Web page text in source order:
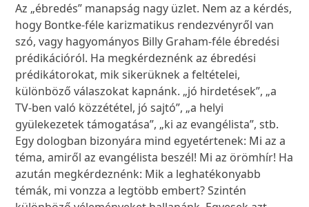
Az „ébredés” manapság nagy üzlet. Nem az a kérdés,
hogy Bontke-féle karizmatikus rendezvényről van
szó, vagy hagyományos Billy Graham-féle ébredési
prédikációról. Ha megkérdeznénk az ébredési
prédikátorokat, mik sikerüknek a feltételei,
különböző válaszokat kapnánk. „jó hirdetések”, „a
TV-ben való közzététel, jó sajtó”, „a helyi
gyülekezetek támogatása”, „ki az evangélista”, stb.
Egy dologban bizonyára mind egyetértenek: Mi az a
téma, amiről az evangélista beszél! Mi az örömhír! Ha
azután megkérdeznénk: Mik a leghatékonyabb
témák, mi vonzza a legtöbb embert? Szintén